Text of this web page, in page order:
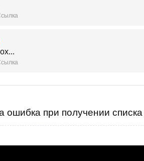
ошибка при получении